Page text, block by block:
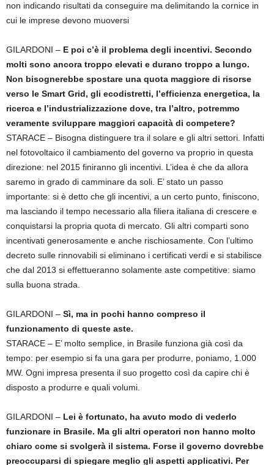
non indicando risultati da conseguire ma delimitando la cornice in
cui le imprese devono muoversi
GILARDONI – E poi c’è il problema degli incentivi. Secondo
molti sono ancora troppo elevati e durano troppo a lungo.
Non bisognerebbe spostare una quota maggiore di risorse
verso le Smart Grid, gli ecodistretti, l’efficienza energetica, la
ricerca e l’industrializzazione dove, tra l’altro, potremmo
veramente sviluppare maggiori capacità di competere?
STARACE – Bisogna distinguere tra il solare e gli altri settori. Infatti
nel fotovoltaico il cambiamento del governo va proprio in questa
direzione: nel 2015 finiranno gli incentivi. L’idea è che da allora
saremo in grado di camminare da soli. E’ stato un passo
importante: si è detto che gli incentivi, a un certo punto, finiscono,
ma lasciando il tempo necessario alla filiera italiana di crescere e
conquistarsi la propria quota di mercato. Gli altri comparti sono
incentivati generosamente e anche rischiosamente. Con l’ultimo
decreto sulle rinnovabili si eliminano i certificati verdi e si stabilisce
che dal 2013 si effettueranno solamente aste competitive: siamo
sulla buona strada.
GILARDONI – Sì, ma in pochi hanno compreso il
funzionamento di queste aste.
STARACE – E’ molto semplice, in Brasile funziona già così da
tempo: per esempio si fa una gara per produrre, poniamo, 1.000
MW. Ogni impresa presenta il suo progetto così da capire chi è
disposto a produrre e quali volumi.
GILARDONI – Lei è fortunato, ha avuto modo di vederlo
funzionare in Brasile. Ma gli altri operatori non hanno molto
chiaro come si svolgerà il sistema. Forse il governo dovrebbe
preoccuparsi di spiegare meglio gli aspetti applicativi. Per